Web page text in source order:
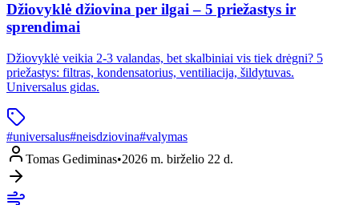
Džiovyklė džiovina per ilgai – 5 priežastys ir
sprendimai
Džiovyklė veikia 2-3 valandas, bet skalbiniai vis tiek drėgni? 5
priežastys: filtras, kondensatorius, ventiliacija, šildytuvas.
Universalus gidas.
#universalus#neisdziovina#valymas
Tomas Gediminas•2026 m. birželio 22 d.